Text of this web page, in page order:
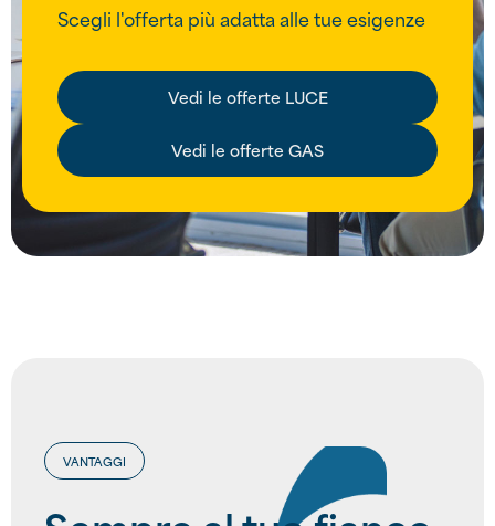
Scegli l'offerta più adatta alle tue esigenze
Vedi le offerte LUCE
Vedi le offerte GAS
VANTAGGI